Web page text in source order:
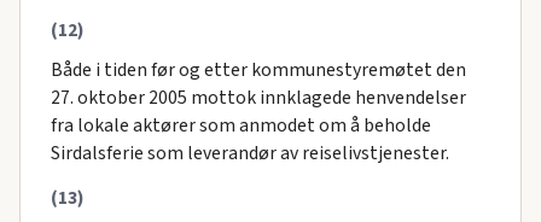
(12)
Både i tiden før og etter kommunestyremøtet den
27. oktober 2005 mottok innklagede henvendelser
fra lokale aktører som anmodet om å beholde
Sirdalsferie som leverandør av reiselivstjenester.
(13)